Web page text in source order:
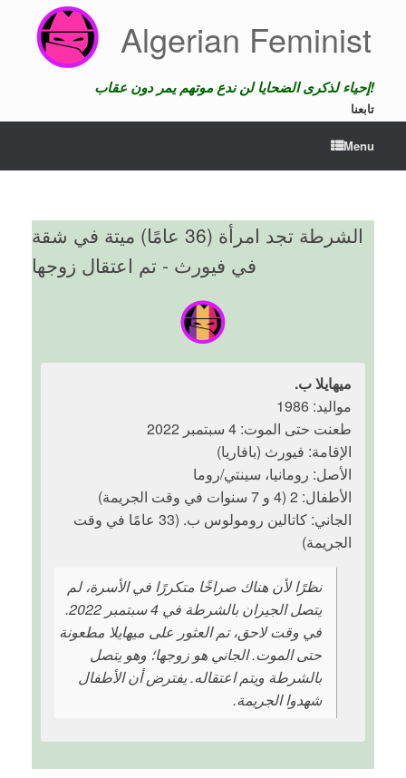
content
Algerian Feminist
إحياء لذكرى الضحايا لن ندع موتهم يمر دون عقاب!
تابعنا
Menu
الشرطة تجد امرأة (36 عامًا) ميتة في شقة
في فيورث - تم اعتقال زوجها
ميهايلا ب.
مواليد: 1986
طعنت حتى الموت: 4 سبتمبر 2022
الإقامة: فيورث (بافاريا)
الأصل: رومانيا، سينتي/روما
الأطفال: 2 (4 و 7 سنوات في وقت الجريمة)
الجاني: كاتالين رومولوس ب. (33 عامًا في وقت
الجريمة)
نظرًا لأن هناك صراخًا متكررًا في الأسرة، لم
يتصل الجيران بالشرطة في 4 سبتمبر 2022.
في وقت لاحق، تم العثور على ميهايلا مطعونة
حتى الموت. الجاني هو زوجها؛ وهو يتصل
بالشرطة ويتم اعتقاله. يفترض أن الأطفال
شهدوا الجريمة.